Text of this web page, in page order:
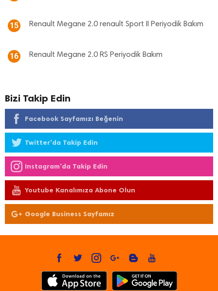
15 Renault Megane 2.0 renault Sport II Periyodik Bakım
16 Renault Megane 2.0 RS Periyodik Bakım
Bizi Takip Edin
Facebook Sayfamızı Beğenin
Twitter'da Takip Edin
Instagram'da Takip Edin
Youtube Kanalımıza Abone Olun
Google Business Sayfamız